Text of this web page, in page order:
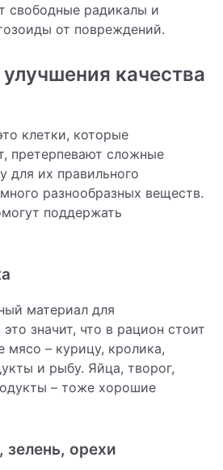
свободные радикалы и
от повреждений.
качества
клетки, которые
претерпевают сложные
для их правильного
разнообразных веществ.
поддержать
материал для
значит, что в рацион стоит
мясо – курицу, кролика,
и рыбу. Яйца, творог,
– тоже хорошие
орехи